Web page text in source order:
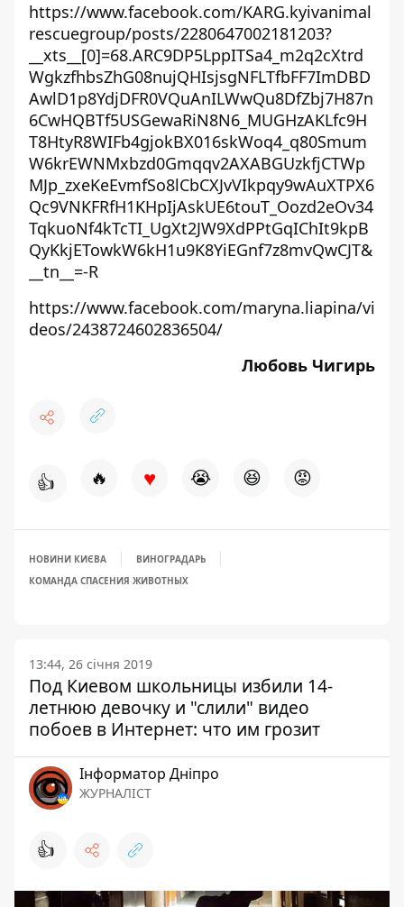
https://www.facebook.com/KARG.kyivanimal
rescuegroup/posts/2280647002181203?
__xts__[0]=68.ARC9DP5LppITSa4_m2q2cXtrd
WgkzfhbsZhG08nujQHIsjsgNFLTfbFF7ImDBD
AwlD1p8YdjDFR0VQuAnILWwQu8DfZbj7H87n
6CwHQBTf5USGewaRiN8N6_MUGHzAKLfc9H
T8HtyR8WIFb4gjokBX016skWoq4_q80Smum
W6krEWNMxbzd0Gmqqv2AXABGUzkfjCTWp
MJp_zxeKeEvmfSo8lCbCXJvVIkpqy9wAuXTPX6
Qc9VNKFRfH1KHpIjAskUE6touT_Oozd2eOv34
TqkuoNf4kTcTI_UgXt2JW9XdPPtGqIChIt9kpB
QyKkjETowkW6kH1u9K8YiEGnf7z8mvQwCJT&
__tn__=-R
https://www.facebook.com/maryna.liapina/vi
deos/2438724602836504/
Любовь Чигирь
👍 🔥 ♥ 😭 😆 😡
НОВИНИ КИЄВА
ВИНОГРАДАРЬ
КОМАНДА СПАСЕНИЯ ЖИВОТНЫХ
13:44, 26 січня 2019
Под Киевом школьницы избили 14-
летнюю девочку и "слили" видео
побоев в Интернет: что им грозит
Інформатор Дніпро
ЖУРНАЛІСТ
👍